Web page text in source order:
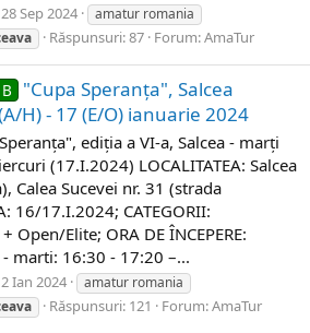
28 Sep 2024
amatur romania
Răspunsuri: 87 Forum:AmaTur
"Cupa Speranța", Salcea
H) - 17 (E/O) ianuarie 2024
ediția a VI-a, Salcea - marți​
(17.I.2024) LOCALITATEA: Salcea
Calea Sucevei nr. 31 (strada
16/17.I.2024; CATEGORII:
Open/Elite; ORA DE ÎNCEPERE:
marti: 16:30 - 17:20 –...
2 Ian 2024
amatur romania
Răspunsuri: 121 Forum:AmaTur